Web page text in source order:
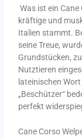
Was ist ein Cane
kräftige und
Italien stammt.
seine Treue,
Grundstücken,
Nutztieren
lateinischen
„Beschützer“
perfekt
Cane Corso